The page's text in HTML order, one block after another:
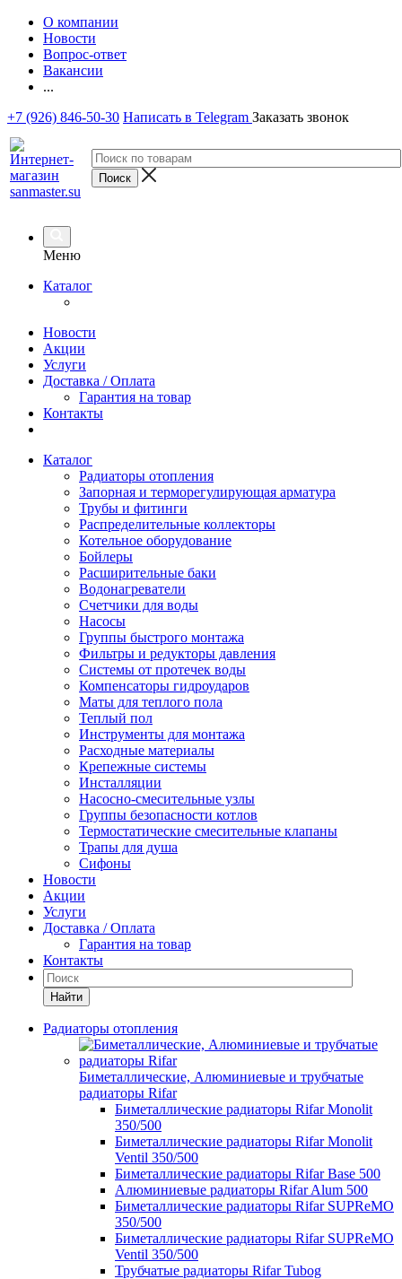
О компании
Новости
Вопрос-ответ
Вакансии
...
+7 (926) 846-50-30 Написать в Telegram Заказать звонок
Меню
Каталог
Новости
Акции
Услуги
Доставка / Оплата
Гарантия на товар
Контакты
Каталог
Радиаторы отопления
Запорная и терморегулирующая арматура
Трубы и фитинги
Распределительные коллекторы
Котельное оборудование
Бойлеры
Расширительные баки
Водонагреватели
Счетчики для воды
Насосы
Группы быстрого монтажа
Фильтры и редукторы давления
Системы от протечек воды
Компенсаторы гидроударов
Маты для теплого пола
Теплый пол
Инструменты для монтажа
Расходные материалы
Крепежные системы
Инсталляции
Насосно-смесительные узлы
Группы безопасности котлов
Термостатические смесительные клапаны
Трапы для душа
Сифоны
Новости
Акции
Услуги
Доставка / Оплата
Гарантия на товар
Контакты
Найти
Радиаторы отопления
Биметаллические, Алюминиевые и трубчатые
радиаторы Rifar
Биметаллические радиаторы Rifar Monolit
350/500
Биметаллические радиаторы Rifar Monolit
Ventil 350/500
Биметаллические радиаторы Rifar Base 500
Алюминиевые радиаторы Rifar Alum 500
Биметаллические радиаторы Rifar SUPReMO
350/500
Биметаллические радиаторы Rifar SUPReMO
Ventil 350/500
Трубчатые радиаторы Rifar Tubog